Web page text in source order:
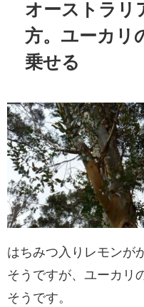
オーストラリ
方。ユーカリ
乗せる
はちみつ入りレモンが
そうですが、ユーカリ
そうです。